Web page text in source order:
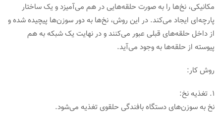
مکانیکی، نخ‌ها را به صورت حلقه‌هایی در هم می‌آمیزد و یک ساختار
پارچه‌ای ایجاد می‌کند. در این روش، نخ‌ها به دور سوزن‌ها پیچیده شده و
از داخل حلقه‌های قبلی عبور می‌کنند و در نهایت یک شبکه به هم
پیوسته از حلقه‌ها به وجود می‌آید.
روش کار:
1. تغذیه نخ:
نخ به سوزن‌های دستگاه بافندگی حلقوی تغذیه می‌شود.